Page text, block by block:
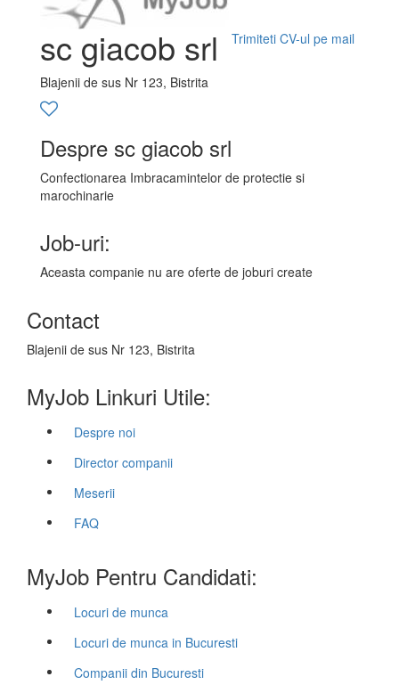
sc giacob srl
Blajenii de sus Nr 123, Bistrita
Trimiteti CV-ul pe mail
Despre sc giacob srl
Confectionarea Imbracamintelor de protectie si
marochinarie
Job-uri:
Aceasta companie nu are oferte de joburi create
Contact
Blajenii de sus Nr 123, Bistrita
MyJob Linkuri Utile:
Despre noi
Director companii
Meserii
FAQ
MyJob Pentru Candidati:
Locuri de munca
Locuri de munca in Bucuresti
Companii din Bucuresti